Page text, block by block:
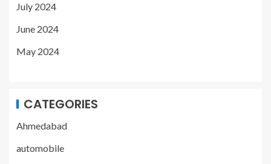
July 2024
June 2024
May 2024
CATEGORIES
Ahmedabad
automobile